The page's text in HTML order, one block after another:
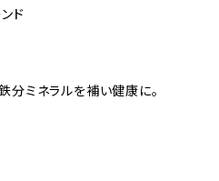
ド
分ミネラルを補い健康に。